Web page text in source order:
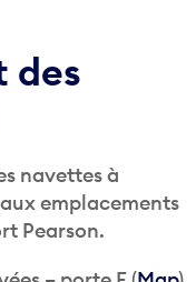
des
navettes à
emplacements
Pearson.